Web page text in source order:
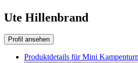
Ute Hillenbrand
Profil ansehen
Produktdetails für Mini